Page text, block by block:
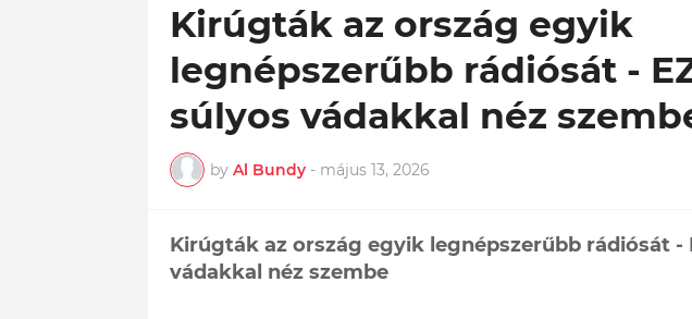
Kirúgták az ország egyik
legnépszerűbb rádiósát -
súlyos vádakkal néz
by Al Bundy - május 13, 2026
Kirúgták az ország egyik legnépszerűbb rádiósát -
vádakkal néz szembe